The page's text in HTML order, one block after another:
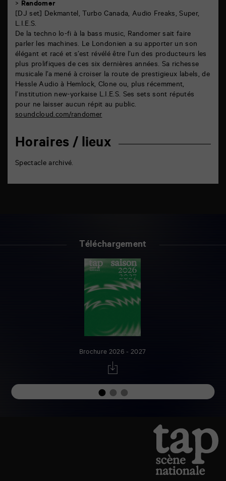
> Randomer
[DJ set] Dekmantel, Turbo Canada, Audio Freaks, Super,
L.I.E.S.
De la techno lo-fi à la bass music, Randomer sait faire
parler les machines. Le Londonien a su apporter un son
élégant et racé et s’est révélé être l’un des producteurs les
plus prolifiques de ces six dernières années. Sa richesse
musicale l’a mené à croiser la route de prestigieux labels, de
Hessle Audio à Hemlock, Clone ou, plus récemment,
l’institution new-yorkaise L.I.E.S. Ses sets sont réputés
pour ne laisser aucun répit au public.
soundcloud.com/randomer
Horaires / lieux
Spectacle archivé.
Téléchargement
Brochure 2026 - 2027